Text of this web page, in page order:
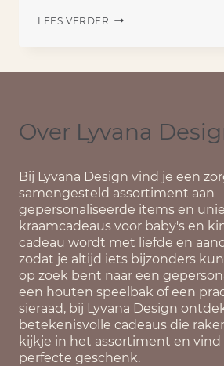
LEES VERDER GASTBLOG
Over Lyvana
Bij Lyvana Design vind je een
samengesteld assortiment aan
gepersonaliseerde items en
kraamcadeaus voor baby's en
cadeau wordt met liefde en
zodat je altijd iets bijzonders
op zoek bent naar een
een houten speelbak of een
sieraad, bij Lyvana Design
betekenisvolle cadeaus die
kijkje in het assortiment en
perfecte geschenk.